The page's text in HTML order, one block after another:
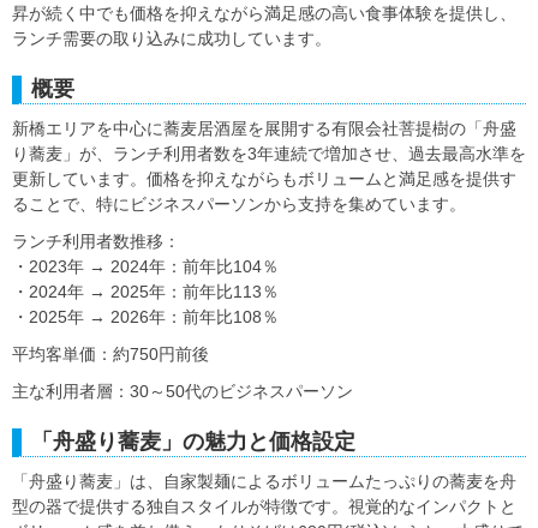
昇が続く中でも価格を抑えながら満足感の高い食事体験を提供し、
ランチ需要の取り込みに成功しています。
概要
新橋エリアを中心に蕎麦居酒屋を展開する有限会社菩提樹の「舟盛
り蕎麦」が、ランチ利用者数を3年連続で増加させ、過去最高水準を
更新しています。価格を抑えながらもボリュームと満足感を提供す
ることで、特にビジネスパーソンから支持を集めています。
ランチ利用者数推移：
・2023年 → 2024年：前年比104％
・2024年 → 2025年：前年比113％
・2025年 → 2026年：前年比108％
平均客単価：約750円前後
主な利用者層：30～50代のビジネスパーソン
「舟盛り蕎麦」の魅力と価格設定
「舟盛り蕎麦」は、自家製麺によるボリュームたっぷりの蕎麦を舟
型の器で提供する独自スタイルが特徴です。視覚的なインパクトと